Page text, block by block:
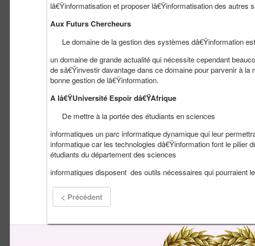
lâ€Ÿinformatisation et proposer lâ€Ÿinformatisation des autres
Aux Futurs Chercheurs
Le domaine de la gestion des systèmes dâ€Ÿinformation est
un domaine de grande actualité qui nécessite cependant
de sâ€Ÿinvestir davantage dans ce domaine pour parvenir à
bonne gestion de lâ€Ÿinformation.
A lâ€ŸUniversité Espoir dâ€ŸAfrique
De mettre à la portée des étudiants en sciences
informatiques un parc informatique dynamique qui leur
informatique car les technologies dâ€Ÿinformation font le pilier
étudiants du département des sciences
informatiques disposent des outils nécessaires qui
< Précédent